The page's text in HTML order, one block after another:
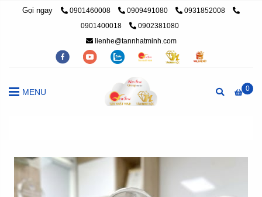
Gọi ngay 0901460008 0909491080
0931852008
0901400018
0902381080
lienhe@tannhatminh.com
0
MENU